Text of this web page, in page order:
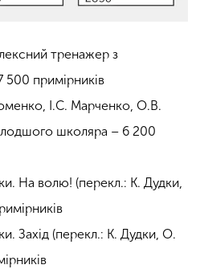
тренажер з
500 примірників
І.С. Марченко, О.В.
школяра – 6 200
На волю! (перекл.: К. Дудки,
Захід (перекл.: К. Дудки, О.